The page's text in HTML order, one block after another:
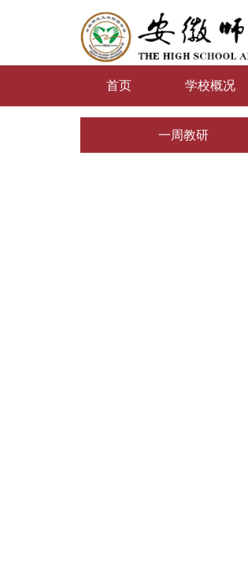
首页 学校概况
一周教研